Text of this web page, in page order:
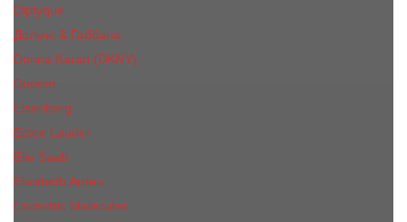
Diptyque
Дольче & Габбана
Donna Karan (DKNY)
Dupont
Eisenberg
Еsteе Lаudеr
Elie Saab
Elizabeth Arden
Escentric Molecules